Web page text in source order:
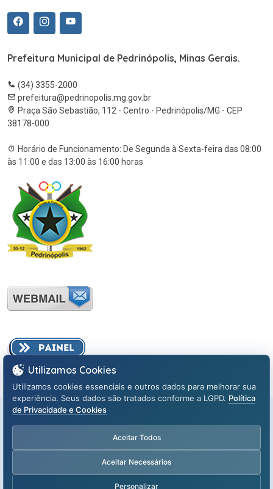
Prefeitura Municipal de Pedrinópolis, Minas Gerais.
(34) 3355-2000
prefeitura@pedrinopolis.mg.gov.br
Praça São Sebastião, 112 - Centro - Pedrinópolis/MG - CEP
38178-000
Horário de Funcionamento: De Segunda à Sexta-feira das 08:00
às 11:00 e das 13:00 às 16:00 horas
Pedrinópolis, Minas Gerais
Portal LGPD
Utilizamos Cookies
Utilizamos cookies essenciais e outros dados para melhorar sua
experiência. Seus dados são tratados conforme a LGPD. Política
de Privacidade e Cookies
Aceitar Todos
Aceitar Necessários
Personalizar